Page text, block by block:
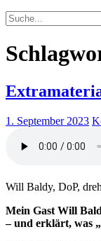
Suche
1. September 2023
Will Baldy, DoP,
Mein Gast Will
– und erklärt, was